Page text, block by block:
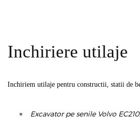
Inchiriere utilaje
Inchiriem utilaje pentru constructii, statii de
Excavator pe senile Volvo